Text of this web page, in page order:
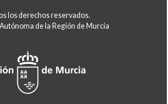
los derechos reservados.
de la Región de Murcia